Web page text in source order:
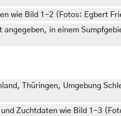
wie Bild 1-2 (Fotos: Egbert
in einem
Thüringen, Umgebung
Zuchtdaten wie Bild 1-3